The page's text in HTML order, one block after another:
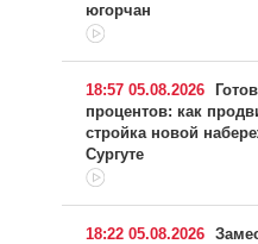
югорчан
18:57 05.08.2026
процентов: как
стройка новой
Сургуте
18:22 05.08.2026